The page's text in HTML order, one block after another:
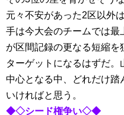
元々不安があった2区以外
手は今大会のチームでは
が区間記録の更なる短縮
ターゲットになるはずだ
中心となる中、どれだけ踏
いければと思う。
◆◇シード権争い◇◆